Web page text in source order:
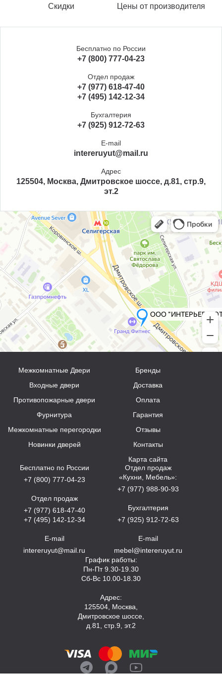
Скидки Цены от производителя
Бесплатно по России
+7 (800) 777-04-23
Отдел продаж
+7 (977) 618-47-40
+7 (495) 142-12-34
Бухгалтерия
+7 (925) 912-72-63
E-mail
intereruyut@mail.ru
Адрес
125504, Москва, Дмитровское шоссе, д.81, стр.9,
эт.2
Межкомнатные Двери
Входные двери
Противопожарные двери
Фурнитура
Межкомнатные перегородки
Новинки дверей
Бренды
Доставка
Оплата
Гарантия
Отзывы
Контакты
Карта сайта
Бесплатно по России
+7 (800) 777-04-23
Отдел продаж
+7 (977) 618-47-40
+7 (495) 142-12-34
E-mail
intereruyut@mail.ru
Отдел продаж
«Кухни, Мебель»:
+7 (977) 988-90-93
Бухгалтерия
+7 (925) 912-72-63
E-mail
mebel@intereruyut.ru
График работы:
Пн-Пт 9.30-19.30
Сб-Вс 10.00-18.30
Адрес:
125504, Москва,
Дмитровское шоссе,
д.81, стр.9, эт.2